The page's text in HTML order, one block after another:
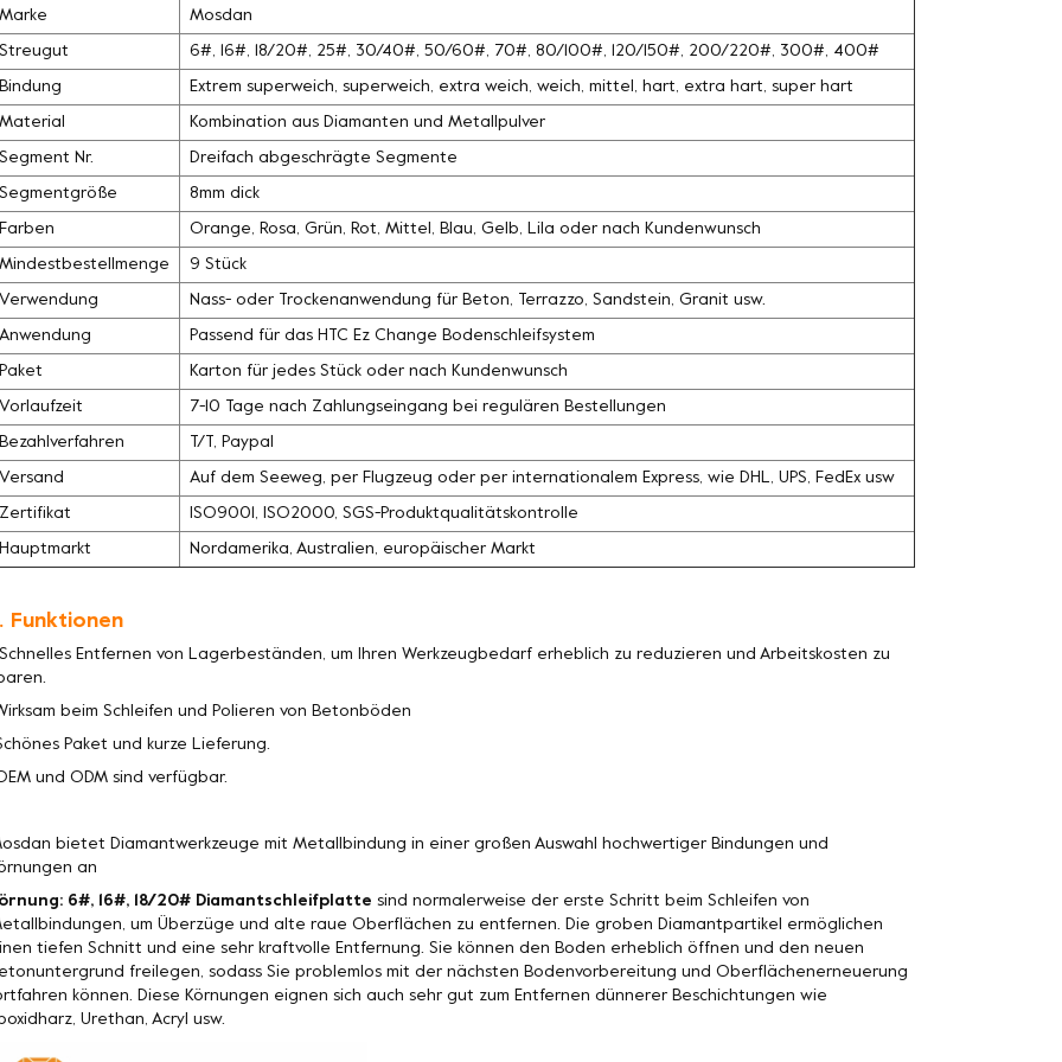
Marke Mosdan
Streugut 6#, 16#, 18/20#, 25#, 30/40#, 50/60#, 70#, 80/100#, 120/150#, 200/220#, 300#, 400#
Bindung Extrem superweich, superweich, extra weich, weich, mittel, hart, extra hart, super hart
Material Kombination aus Diamanten und Metallpulver
Segment Nr. Dreifach abgeschrägte Segmente
Segmentgröße 8mm dick
Farben Orange, Rosa, Grün, Rot, Mittel, Blau, Gelb, Lila oder nach Kundenwunsch
Mindestbestellmenge 9 Stück
Verwendung Nass- oder Trockenanwendung für Beton, Terrazzo, Sandstein, Granit usw.
Anwendung Passend für das HTC Ez Change Bodenschleifsystem
Paket Karton für jedes Stück oder nach Kundenwunsch
Vorlaufzeit 7-10 Tage nach Zahlungseingang bei regulären Bestellungen
Bezahlverfahren T/T, Paypal
Versand Auf dem Seeweg, per Flugzeug oder per internationalem Express, wie DHL, UPS, FedEx usw
Zertifikat ISO9001, ISO2000, SGS-Produktqualitätskontrolle
Hauptmarkt Nordamerika, Australien, europäischer Markt
Funktionen
Entfernen von Lagerbeständen, um Ihren Werkzeugbedarf erheblich zu reduzieren und Arbeitskosten zu
beim Schleifen und Polieren von Betonböden
Paket und kurze Lieferung.
und ODM sind verfügbar.
bietet Diamantwerkzeuge mit Metallbindung in einer großen Auswahl hochwertiger Bindungen und
an
6#, 16#, 18/20# Diamantschleifplatte sind normalerweise der erste Schritt beim Schleifen von
um Überzüge und alte raue Oberflächen zu entfernen. Die groben Diamantpartikel ermöglichen
tiefen Schnitt und eine sehr kraftvolle Entfernung. Sie können den Boden erheblich öffnen und den neuen
freilegen, sodass Sie problemlos mit der nächsten Bodenvorbereitung und Oberflächenerneuerung
können. Diese Körnungen eignen sich auch sehr gut zum Entfernen dünnerer Beschichtungen wie
Urethan, Acryl usw.